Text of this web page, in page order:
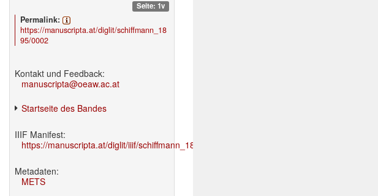
Seite: 1v
Permalink:
https://manuscripta.at/diglit/schiffmann_18
95/0002
Kontakt und Feedback:
manuscripta@oeaw.ac.at
Startseite des Bandes
IIIF Manifest:
https://manuscripta.at/diglit/iiif/schiffmann_1895/manifest.json
Metadaten:
METS